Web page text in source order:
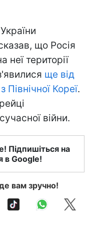
що Росія
території
ще від
Кореї.
війни.
Підпишіться на
в Google!
вам зручно!